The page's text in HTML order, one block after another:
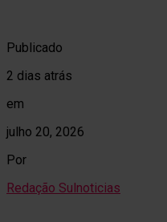
Publicado
2 dias atrás
em
julho 20, 2026
Por
Redação Sulnoticias